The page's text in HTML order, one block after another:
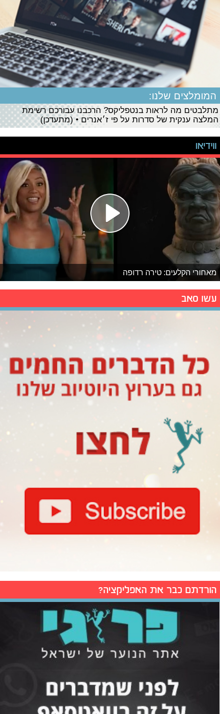
המומלצים שלנו:
מתלבטים מה לראות בנטפליקס? הרכבנו עבורכם רשימת
המלצה ענקית של סדרות על פי ז׳אנרים • (מתעדכן)
ווידיאו
מאחורי הקלעים: טירה רדופה
עשו סאב
הורדתם כבר את האפליקציה?